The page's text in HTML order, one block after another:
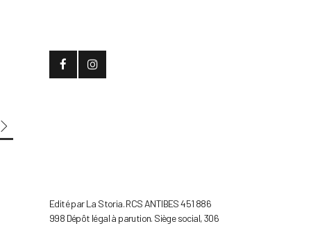
Edité par La Storia. RCS ANTIBES 451 886
998 Dépôt légal à parution. Siège social, 306